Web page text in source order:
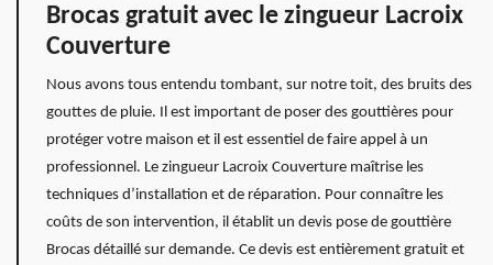
Brocas gratuit avec le zingueur Lacroix
Couverture
Nous avons tous entendu tombant, sur notre toit, des bruits des
gouttes de pluie. Il est important de poser des gouttières pour
protéger votre maison et il est essentiel de faire appel à un
professionnel. Le zingueur Lacroix Couverture maîtrise les
techniques d’installation et de réparation. Pour connaître les
coûts de son intervention, il établit un devis pose de gouttière
Brocas détaillé sur demande. Ce devis est entièrement gratuit et